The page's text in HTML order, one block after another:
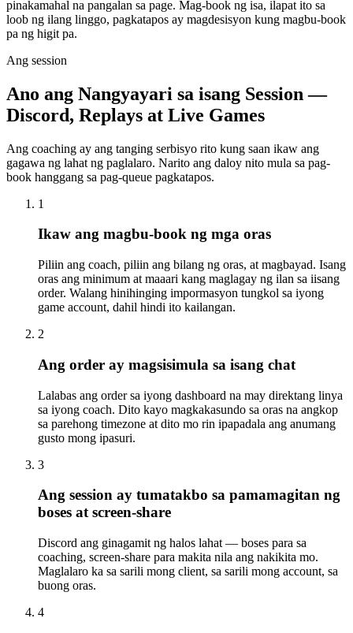
pinakamahal na pangalan sa page. Mag-book ng isa, ilapat ito sa
loob ng ilang linggo, pagkatapos ay magdesisyon kung magbu-book
pa ng higit pa.
Ang session
Ano ang Nangyayari sa isang Session —
Discord, Replays at Live Games
Ang coaching ay ang tanging serbisyo rito kung saan ikaw ang
gagawa ng lahat ng paglalaro. Narito ang daloy nito mula sa pag-
book hanggang sa pag-queue pagkatapos.
1
Ikaw ang magbu-book ng mga oras
Piliin ang coach, piliin ang bilang ng oras, at magbayad. Isang
oras ang minimum at maaari kang maglagay ng ilan sa iisang
order. Walang hinihinging impormasyon tungkol sa iyong
game account, dahil hindi ito kailangan.
2
Ang order ay magsisimula sa isang chat
Lalabas ang order sa iyong dashboard na may direktang linya
sa iyong coach. Dito kayo magkakasundo sa oras na angkop
sa parehong timezone at dito mo rin ipapadala ang anumang
gusto mong ipasuri.
3
Ang session ay tumatakbo sa pamamagitan ng
boses at screen-share
Discord ang ginagamit ng halos lahat — boses para sa
coaching, screen-share para makita nila ang nakikita mo.
Maglalaro ka sa sarili mong client, sa sarili mong account, sa
buong oras.
4